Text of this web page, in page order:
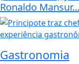
Ronaldo Mansur...
Gastronomia